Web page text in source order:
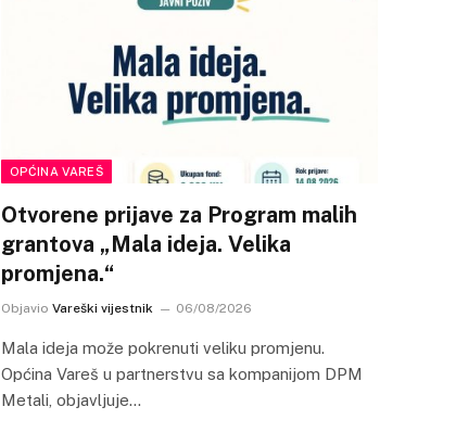
OPĆINA VAREŠ
Otvorene prijave za Program malih
grantova „Mala ideja. Velika
promjena.“
Objavio Vareški vijestnik 06/08/2026
Mala ideja može pokrenuti veliku promjenu.
Općina Vareš u partnerstvu sa kompanijom DPM
Metali, objavljuje…